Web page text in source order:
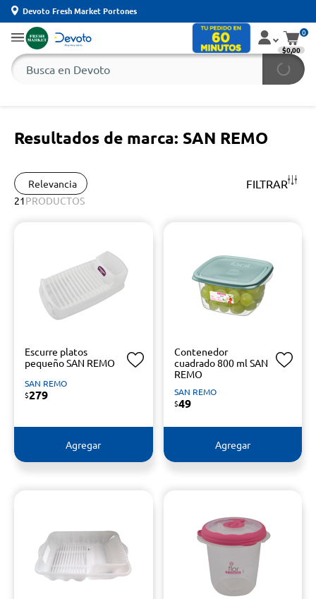
Devoto Fresh Market Portones
0
$0,00
Resultados de marca: SAN REMO
Relevancia FILTRAR
21PRODUCTOS
Escurre platos
pequeño SAN REMO
SAN REMO
$279
Agregar
Contenedor
cuadrado 800 ml SAN
REMO
SAN REMO
$49
Agregar